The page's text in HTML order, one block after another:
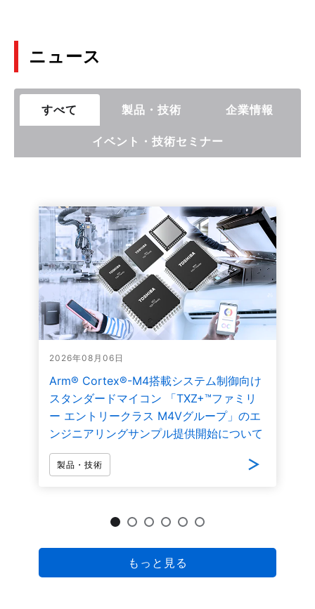
ニュース
すべて 製品・技術 企業情報
イベント・技術セミナー
2026年08月06日
Arm® Cortex®-M4搭載システム制御向け
スタンダードマイコン 「TXZ+™ファミリ
ー エントリークラス M4Vグループ」のエ
ンジニアリングサンプル提供開始について
製品・技術
もっと見る